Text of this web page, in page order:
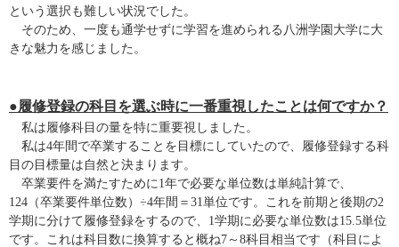
という選択も難しい状況でした。
そのため、一度も通学せずに学習を進められる八洲学園大学に大
きな魅力を感じました。
●履修登録の科目を選ぶ時に一番重視したことは何ですか？
私は履修科目の量を特に重要視しました。
私は4年間で卒業することを目標にしていたので、履修登録する科
目の目標量は自然と決まります。
卒業要件を満たすために1年で必要な単位数は単純計算で、
124（卒業要件単位数）÷4年間＝31単位です。これを前期と後期の2
学期に分けて履修登録をするので、1学期に必要な単位数は15.5単位
です。これは科目数に換算すると概ね7～8科目相当です（科目によ